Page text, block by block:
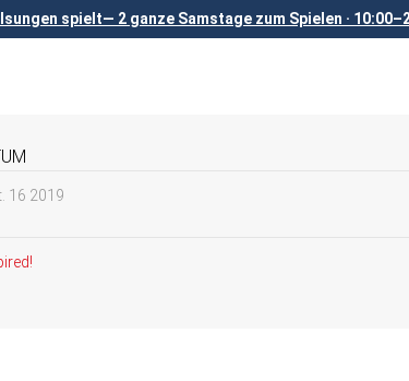
spielt— 2 ganze Samstage zum Spielen ·
16 2019